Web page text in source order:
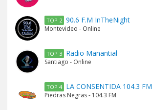
TOP 2 90.6 F.M InTheNight
Montevideo - Online
TOP 3 Radio Manantial
Santiago - Online
TOP 4 LA CONSENTIDA 104.3 FM
Piedras Negras - 104.3 FM